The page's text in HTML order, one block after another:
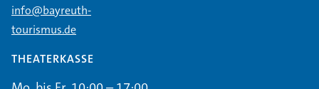
info@bayreuth-
tourismus.de
THEATERKASSE